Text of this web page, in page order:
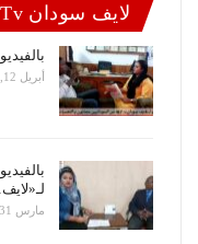
لايف سودان Tv
أبريل 12, 2022
مارس 31, 2022